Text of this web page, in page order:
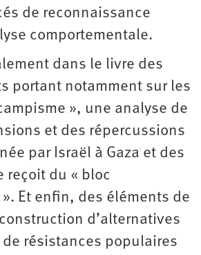
de reconnaissance
comportementale.
dans le livre des
portant notamment sur les
», une analyse de
et des répercussions
par Israël à Gaza et des
reçoit du « bloc
Et enfin, des éléments de
d’alternatives
résistances populaires